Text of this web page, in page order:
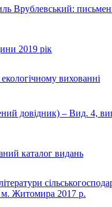
Врублевський:
2019 рік
вихованні
довідник) – Вид. 4,
каталог видань
м. Житомира 2017 р.